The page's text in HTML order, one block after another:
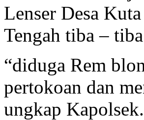
Lenser Desa
Tengah tiba –
“diduga Rem
pertokoan dan
ungkap Kapolsek.